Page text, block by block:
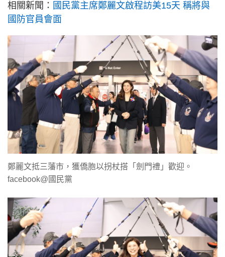
相關新聞： 國民黨主席鄭麗文啟程訪美15天 稱將與
國防官員會面
鄭麗文抵三藩市，獲僑胞以拐杖搭「劍門禮」歡迎。
facebook@國民黨